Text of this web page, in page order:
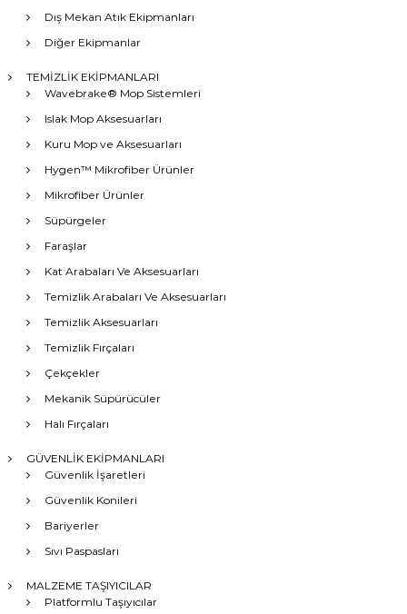
Dış Mekan Atık Ekipmanları
Diğer Ekipmanlar
TEMİZLİK EKİPMANLARI
Wavebrake® Mop Sistemleri
Islak Mop Aksesuarları
Kuru Mop ve Aksesuarları
Hygen™ Mikrofiber Ürünler
Mikrofiber Ürünler
Süpürgeler
Faraşlar
Kat Arabaları Ve Aksesuarları
Temizlik Arabaları Ve Aksesuarları
Temizlik Aksesuarları
Temizlik Fırçaları
Çekçekler
Mekanik Süpürücüler
Halı Fırçaları
GÜVENLİK EKİPMANLARI
Güvenlik İşaretleri
Güvenlik Konileri
Bariyerler
Sıvı Paspasları
MALZEME TAŞIYICILAR
Platformlu Taşıyıcılar